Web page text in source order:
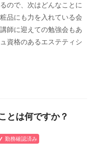
ので、次はどんなことに
品にも力を入れている会
師に迎えての勉強会もあ
資格のあるエステティシ
とは何ですか？
勤務確認済み